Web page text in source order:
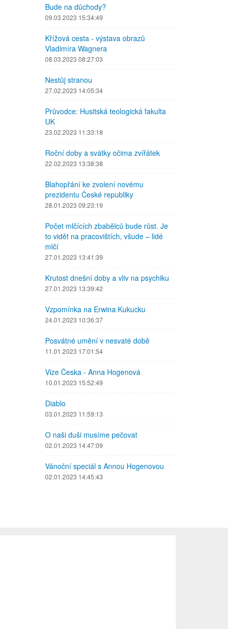
Bude na důchody?
09.03.2023 15:34:49
Křížová cesta - výstava obrazů
Vladimíra Wagnera
08.03.2023 08:27:03
Nestůj stranou
27.02.2023 14:05:34
Průvodce: Husitská teologická fakulta
UK
23.02.2023 11:33:18
Roční doby a svátky očima zvířátek
22.02.2023 13:38:38
Blahopřání ke zvolení novému
prezidentu České republiky
28.01.2023 09:23:19
Počet mlčících zbabělců bude růst. Je
to vidět na pracovištích, všude – lidé
mlčí
27.01.2023 13:41:39
Krutost dnešní doby a vliv na psychiku
27.01.2023 13:39:42
Vzpomínka na Erwina Kukucku
24.01.2023 10:36:37
Posvátné umění v nesvaté době
11.01.2023 17:01:54
Vize Česka - Anna Hogenová
10.01.2023 15:52:49
Diablo
03.01.2023 11:59:13
O naši duši musíme pečovat
02.01.2023 14:47:09
Vánoční speciál s Annou Hogenovou
02.01.2023 14:45:43